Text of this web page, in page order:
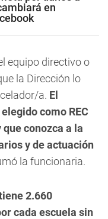
en
equipo directivo o
la Dirección lo
a. El
como REC
conozca a la
y de actuación
la funcionaria.
2.660
cada escuela sin